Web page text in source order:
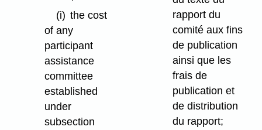
(i) the cost
of any
participant
assistance
committee
established
under
subsection
rapport du
comité aux fins
de publication
ainsi que les
frais de
publication et
de distribution
du rapport;